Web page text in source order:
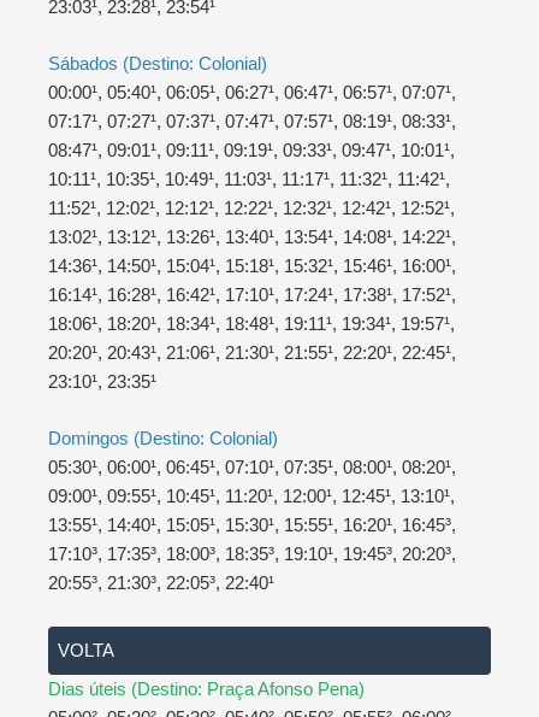
23:03¹, 23:28¹, 23:54¹
Sábados (Destino: Colonial)
00:00¹, 05:40¹, 06:05¹, 06:27¹, 06:47¹, 06:57¹, 07:07¹,
07:17¹, 07:27¹, 07:37¹, 07:47¹, 07:57¹, 08:19¹, 08:33¹,
08:47¹, 09:01¹, 09:11¹, 09:19¹, 09:33¹, 09:47¹, 10:01¹,
10:11¹, 10:35¹, 10:49¹, 11:03¹, 11:17¹, 11:32¹, 11:42¹,
11:52¹, 12:02¹, 12:12¹, 12:22¹, 12:32¹, 12:42¹, 12:52¹,
13:02¹, 13:12¹, 13:26¹, 13:40¹, 13:54¹, 14:08¹, 14:22¹,
14:36¹, 14:50¹, 15:04¹, 15:18¹, 15:32¹, 15:46¹, 16:00¹,
16:14¹, 16:28¹, 16:42¹, 17:10¹, 17:24¹, 17:38¹, 17:52¹,
18:06¹, 18:20¹, 18:34¹, 18:48¹, 19:11¹, 19:34¹, 19:57¹,
20:20¹, 20:43¹, 21:06¹, 21:30¹, 21:55¹, 22:20¹, 22:45¹,
23:10¹, 23:35¹
Domingos (Destino: Colonial)
05:30¹, 06:00¹, 06:45¹, 07:10¹, 07:35¹, 08:00¹, 08:20¹,
09:00¹, 09:55¹, 10:45¹, 11:20¹, 12:00¹, 12:45¹, 13:10¹,
13:55¹, 14:40¹, 15:05¹, 15:30¹, 15:55¹, 16:20¹, 16:45³,
17:10³, 17:35³, 18:00³, 18:35³, 19:10¹, 19:45³, 20:20³,
20:55³, 21:30³, 22:05³, 22:40¹
VOLTA
Dias úteis (Destino: Praça Afonso Pena)